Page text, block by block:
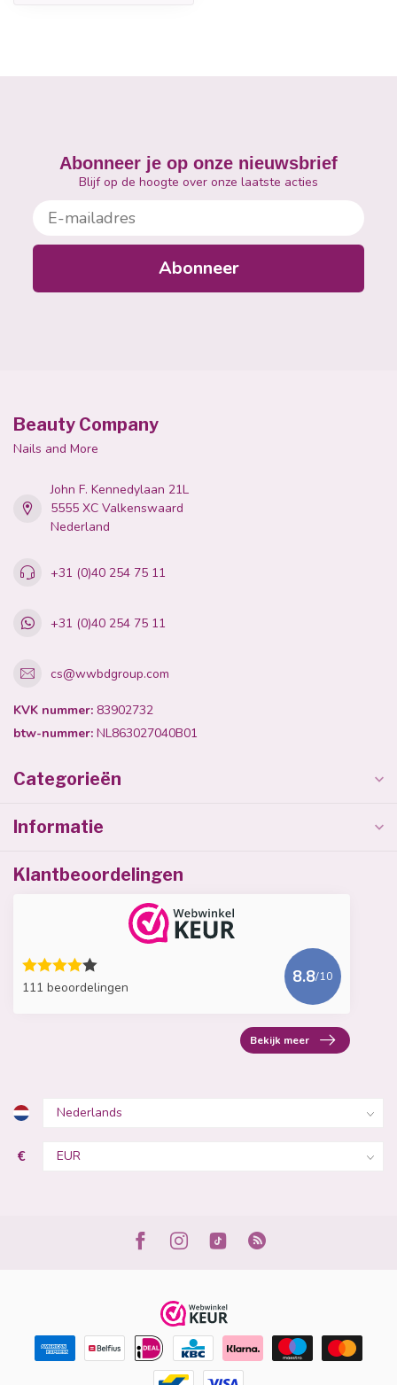
Abonneer je op onze nieuwsbrief
Blijf op de hoogte over onze laatste acties
E-mailadres
Abonneer
Beauty Company
Nails and More
John F. Kennedylaan 21L
5555 XC Valkenswaard
Nederland
+31 (0)40 254 75 11
+31 (0)40 254 75 11
cs@wwbdgroup.com
KVK nummer: 83902732
btw-nummer: NL863027040B01
Categorieën
Informatie
Klantbeoordelingen
111 beoordelingen
8.8/10
Bekijk meer
€